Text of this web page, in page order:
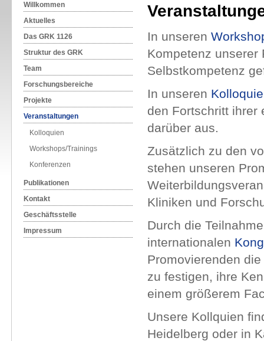
Willkommen
Aktuelles
Das GRK 1126
Struktur des GRK
Team
Forschungsbereiche
Projekte
Veranstaltungen
Kolloquien
Workshops/Trainings
Konferenzen
Publikationen
Kontakt
Geschäftsstelle
Impressum
In unseren
Kompetenz unserer
Selbstkompetenz
In unseren
den Fortschritt ihrer
darüber aus.
Zusätzlich zu den
stehen unseren
Kliniken und
Durch die
internationalen
Promovierenden
zu festigen, ihre
einem größerem
Unsere Kollquien
Heidelberg oder in